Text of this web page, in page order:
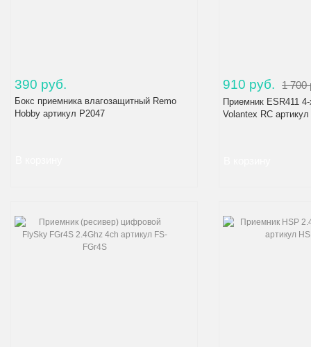
390 руб.
Бокс приемника влагозащитный Remo
Hobby артикул P2047
910 руб. 1 700
Приемник ESR411
Volantex RC